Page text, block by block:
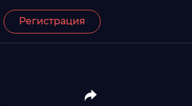
Регистрация